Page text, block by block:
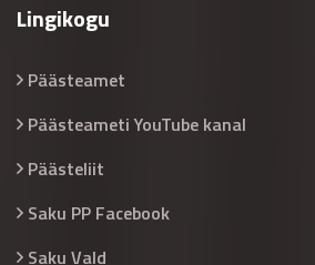
Lingikogu
Päästeamet
Päästeameti YouTube kanal
Päästeliit
Saku PP Facebook
Saku Vald